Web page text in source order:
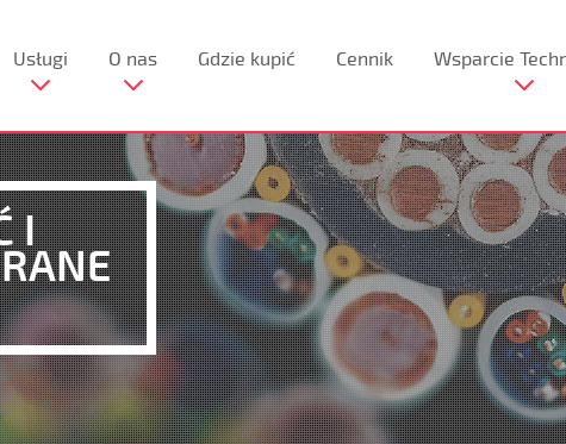
Usługi O nas Gdzie kupić Cennik Wsparcie
I